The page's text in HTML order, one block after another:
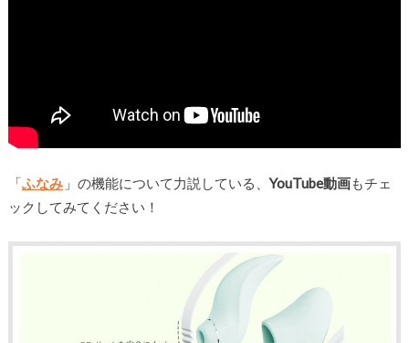
「ふなみ 」の機能について力説している、YouTube動画もチェ
ックしてみてください！